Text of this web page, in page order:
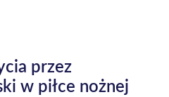
przez
w piłce nożnej